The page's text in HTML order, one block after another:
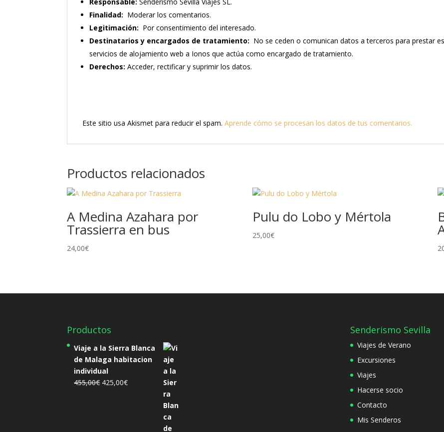
Finalidad: Moderar los comentarios.
Legitimación: Por consentimiento del interesado.
Destinatarios y encargados de tratamiento: No se ceden o comunican datos a terceros para prestar
servicios de alojamiento web a Ionos que actúa como encargado de tratamiento.
Derechos: Acceder, rectificar y suprimir los datos.
Este sitio usa Akismet para reducir el spam.Aprende cómo se procesan los datos de tus comentarios.
Productos relacionados
A Medina Azahara por
Trassierra en bus
24,00€
Pulu do Lobo y Mértola
25,00€
Productos
Viaje a la Sierra Blanca
de Malaga habitacion
individual
455,00€ El
425,00€El
Senderismo Sevilla
Viajes de Verano
Excursiones
Viajes
Hacerse socio
Contacto
Mis Senderos